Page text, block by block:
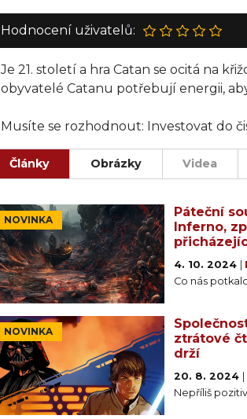
Hodnocení uživatelů:
Je 21. století a hra Catan se ocitá na
obyvatelé Catanu potřebují energii,
Musíte se rozhodnout: Investovat do
pro ostrov katastrofální následky?
CATAN: New Energies je nová
obchodování a budování. Jsou tu ale
které přidávají nové strategie a
Články Obrázky Videa
NOVINKA
Páteční
Inferno,
4. 10. 2024
Co nás
NOVINKA
ztrátové
drží
20. 8. 2024
Nepříliš